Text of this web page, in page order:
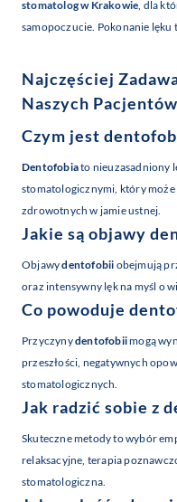
stomatolog w Krakowie, dla
samopoczucie. Pokonanie
Najczęściej
Naszych Pacjentów
Czym jest
Dentofobiato nieuzasadniony
stomatologicznymi, który
zdrowotnych w jamie ustnej.
Jakie są objawy
Objawydentofobii obejmują
oraz intensywny lęk na myśl o
Co powoduje
Przyczynydentofobiimogą
przeszłości, negatywnych
stomatologicznych.
Jak radzić sobie z
Skuteczne metody to wybór
relaksacyjne, terapia
stomatologiczna.